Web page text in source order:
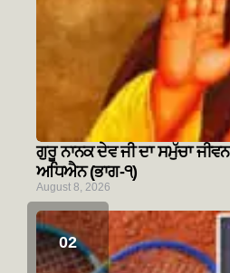
ਗੁਰੂ ਨਾਨਕ ਦੇਵ ਜੀ ਦਾ ਸਮੁੱਚਾ
ਅਧਿਐਨ (ਭਾਗ-੧)
August 8, 2026